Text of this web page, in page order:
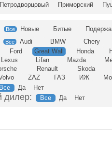
Петродворцовый Приморский
Все Новые Битые
Все Audi BMW Chery
Ford Great Wall Honda
Lexus Lifan Mazda
Renault Skoda
ZAZ ГАЗ ИЖ
Все Да Нет
дилер: Все Да Нет